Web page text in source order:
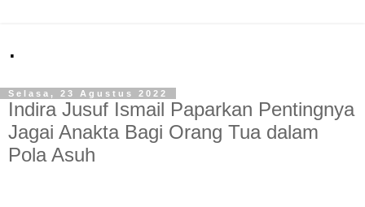
.
Selasa, 23 Agustus 2022
Indira Jusuf Ismail Paparkan Pentingnya
Jagai Anakta Bagi Orang Tua dalam
Pola Asuh